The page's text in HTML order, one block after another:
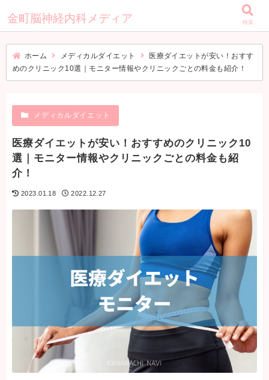
ホーム メディカルダイエット
医療ダイエットが安い！おすす
めのクリニック10選｜モニター情報やクリニックごとの料金も紹介！
メディカルダイエット
医療ダイエットが安い！おすすめのクリニック10
選｜モニター情報やクリニックごとの料金も紹
介！
2023.01.18 2022.12.27
金町脳神経内科メディア 検索